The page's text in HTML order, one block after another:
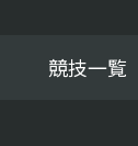
競技一覧